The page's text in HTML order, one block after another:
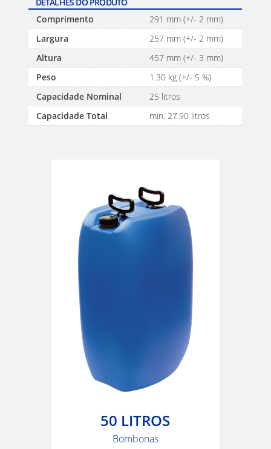
Comprimento
291 mm (+/- 2 mm)
Largura
257 mm (+/- 2 mm)
Altura
457 mm (+/- 3 mm)
Peso
1.30 kg (+/- 5 %)
Capacidade Nominal
25 litros
Capacidade Total
min. 27.90 litros
50 LITROS
Bombonas